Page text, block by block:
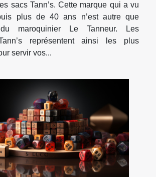
sacs Tann’s. Cette marque qui a vu
plus de 40 ans n’est autre que
du maroquinier Le Tanneur. Les
représentent ainsi les plus
servir vos...